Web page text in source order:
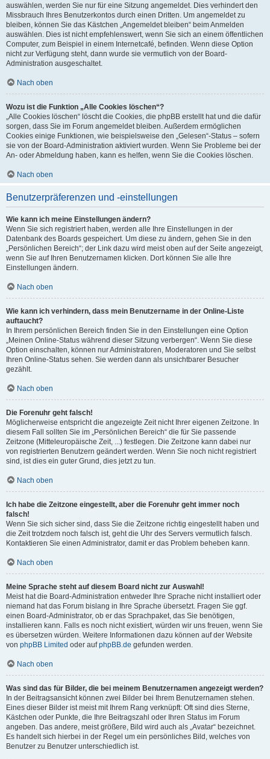
auswählen, werden Sie nur für eine Sitzung angemeldet. Dies verhindert den
Missbrauch Ihres Benutzerkontos durch einen Dritten. Um angemeldet zu
bleiben, können Sie das Kästchen „Angemeldet bleiben“ beim Anmelden
auswählen. Dies ist nicht empfehlenswert, wenn Sie sich an einem öffentlichen
Computer, zum Beispiel in einem Internetcafé, befinden. Wenn diese Option
nicht zur Verfügung steht, dann wurde sie vermutlich von der Board-
Administration ausgeschaltet.
Nach oben
Wozu ist die Funktion „Alle Cookies löschen“?
„Alle Cookies löschen“ löscht die Cookies, die phpBB erstellt hat und die dafür
sorgen, dass Sie im Forum angemeldet bleiben. Außerdem ermöglichen
Cookies einige Funktionen, wie beispielsweise den „Gelesen“-Status – sofern
sie von der Board-Administration aktiviert wurden. Wenn Sie Probleme bei der
An- oder Abmeldung haben, kann es helfen, wenn Sie die Cookies löschen.
Nach oben
Benutzerpräferenzen und -einstellungen
Wie kann ich meine Einstellungen ändern?
Wenn Sie sich registriert haben, werden alle Ihre Einstellungen in der
Datenbank des Boards gespeichert. Um diese zu ändern, gehen Sie in den
„Persönlichen Bereich“; der Link dazu wird meist oben auf der Seite angezeigt,
wenn Sie auf Ihren Benutzernamen klicken. Dort können Sie alle Ihre
Einstellungen ändern.
Nach oben
Wie kann ich verhindern, dass mein Benutzername in der Online-Liste
auftaucht?
In Ihrem persönlichen Bereich finden Sie in den Einstellungen eine Option
„Meinen Online-Status während dieser Sitzung verbergen“. Wenn Sie diese
Option einschalten, können nur Administratoren, Moderatoren und Sie selbst
Ihren Online-Status sehen. Sie werden dann als unsichtbarer Besucher
gezählt.
Nach oben
Die Forenuhr geht falsch!
Möglicherweise entspricht die angezeigte Zeit nicht Ihrer eigenen Zeitzone. In
diesem Fall sollten Sie im „Persönlichen Bereich“ die für Sie passende
Zeitzone (Mitteleuropäische Zeit, ...) festlegen. Die Zeitzone kann dabei nur
von registrierten Benutzern geändert werden. Wenn Sie noch nicht registriert
sind, ist dies ein guter Grund, dies jetzt zu tun.
Nach oben
Ich habe die Zeitzone eingestellt, aber die Forenuhr geht immer noch
falsch!
Wenn Sie sich sicher sind, dass Sie die Zeitzone richtig eingestellt haben und
die Zeit trotzdem noch falsch ist, geht die Uhr des Servers vermutlich falsch.
Kontaktieren Sie einen Administrator, damit er das Problem beheben kann.
Nach oben
Meine Sprache steht auf diesem Board nicht zur Auswahl!
Meist hat die Board-Administration entweder Ihre Sprache nicht installiert oder
niemand hat das Forum bislang in Ihre Sprache übersetzt. Fragen Sie ggf.
einen Board-Administrator, ob er das Sprachpaket, das Sie benötigen,
installieren kann. Falls es noch nicht existiert, würden wir uns freuen, wenn Sie
es übersetzen würden. Weitere Informationen dazu können auf der Website
von phpBB Limited oder aufphpBB.de gefunden werden.
Nach oben
Was sind das für Bilder, die bei meinem Benutzernamen angezeigt werden?
In der Beitragsansicht können zwei Bilder bei Ihrem Benutzernamen stehen.
Eines dieser Bilder ist meist mit Ihrem Rang verknüpft: Oft sind dies Sterne,
Kästchen oder Punkte, die Ihre Beitragszahl oder Ihren Status im Forum
angeben. Das andere, meist größere, Bild wird auch als „Avatar“ bezeichnet.
Es handelt sich hierbei in der Regel um ein persönliches Bild, welches von
Benutzer zu Benutzer unterschiedlich ist.